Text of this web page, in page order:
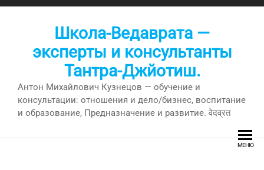
Перейти
Школа-Ведаврата —
эксперты и консультанты
Тантра-Джйотиш.
Антон Михайлович Кузнецов — обучение и
консультации: отношения и дело/бизнес, воспитание
и образование, Предназначение и развитие. वेदव्रत
МЕНЮ